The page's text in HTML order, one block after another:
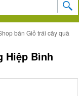
bán Giỏ trái cây quà
Hiệp Bình